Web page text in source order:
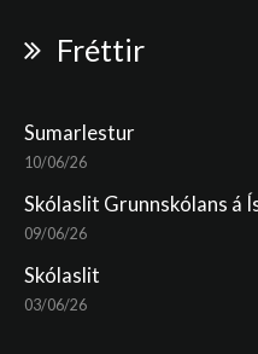
Fréttir
Sumarlestur
10/06/26
Skólaslit Grunnskólans á
09/06/26
Skólaslit
03/06/26